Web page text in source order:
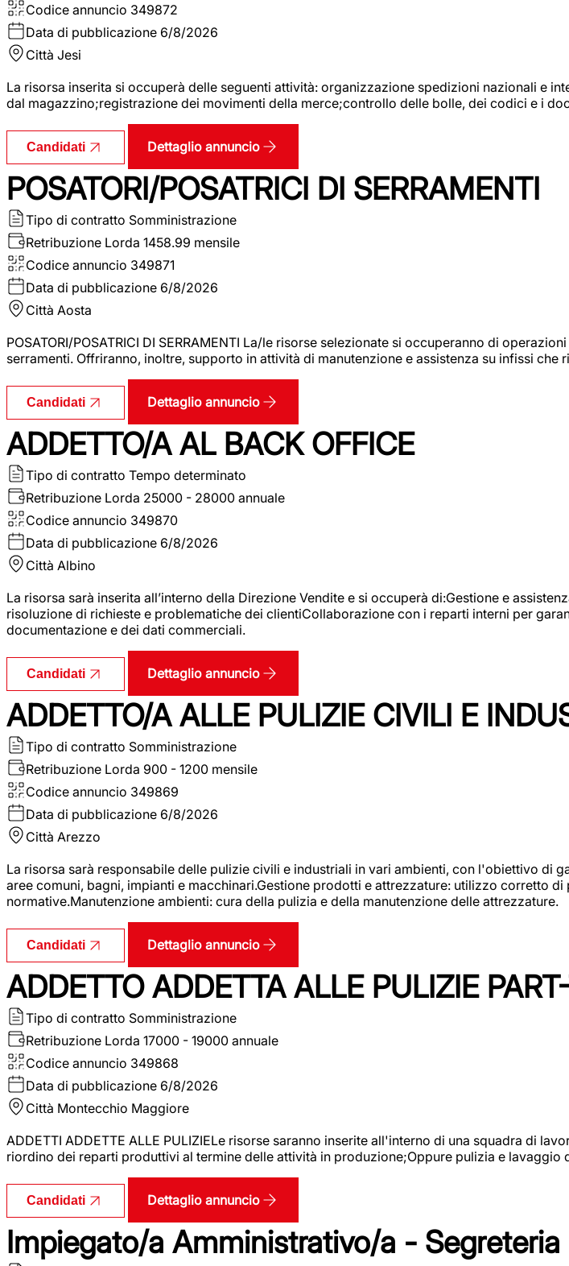
Codice annuncio 349872
Data di pubblicazione 6/8/2026
Città Jesi
La risorsa inserita si occuperà delle seguenti attività: organizzazione spedizioni nazionali e
dal magazzino;registrazione dei movimenti della merce;controllo delle bolle, dei codici e i
Candidati Dettaglio annuncio
POSATORI/POSATRICI DI SERRAMENTI
Tipo di contratto Somministrazione
Retribuzione Lorda 1458.99 mensile
Codice annuncio 349871
Data di pubblicazione 6/8/2026
Città Aosta
POSATORI/POSATRICI DI SERRAMENTI La/le risorse selezionate si occuperanno di
serramenti. Offriranno, inoltre, supporto in attività di manutenzione e assistenza su infissi che
Candidati Dettaglio annuncio
ADDETTO/A AL BACK OFFICE
Tipo di contratto Tempo determinato
Retribuzione Lorda 25000 - 28000 annuale
Codice annuncio 349870
Data di pubblicazione 6/8/2026
Città Albino
La risorsa sarà inserita all’interno della Direzione Vendite e si occuperà di:Gestione e
risoluzione di richieste e problematiche dei clientiCollaborazione con i reparti interni per
documentazione e dei dati commerciali.
Candidati Dettaglio annuncio
ADDETTO/A ALLE PULIZIE CIVILI E
Tipo di contratto Somministrazione
Retribuzione Lorda 900 - 1200 mensile
Codice annuncio 349869
Data di pubblicazione 6/8/2026
Città Arezzo
La risorsa sarà responsabile delle pulizie civili e industriali in vari ambienti, con l'obiettivo di
aree comuni, bagni, impianti e macchinari.Gestione prodotti e attrezzature: utilizzo corretto
normative.Manutenzione ambienti: cura della pulizia e della manutenzione delle attrezzature.
Candidati Dettaglio annuncio
ADDETTO ADDETTA ALLE PULIZIE
Tipo di contratto Somministrazione
Retribuzione Lorda 17000 - 19000 annuale
Codice annuncio 349868
Data di pubblicazione 6/8/2026
Città Montecchio Maggiore
ADDETTI ADDETTE ALLE PULIZIELe risorse saranno inserite all'interno di una squadra di
riordino dei reparti produttivi al termine delle attività in produzione;Oppure pulizia e lavaggio
Candidati Dettaglio annuncio
Impiegato/a Amministrativo/a -